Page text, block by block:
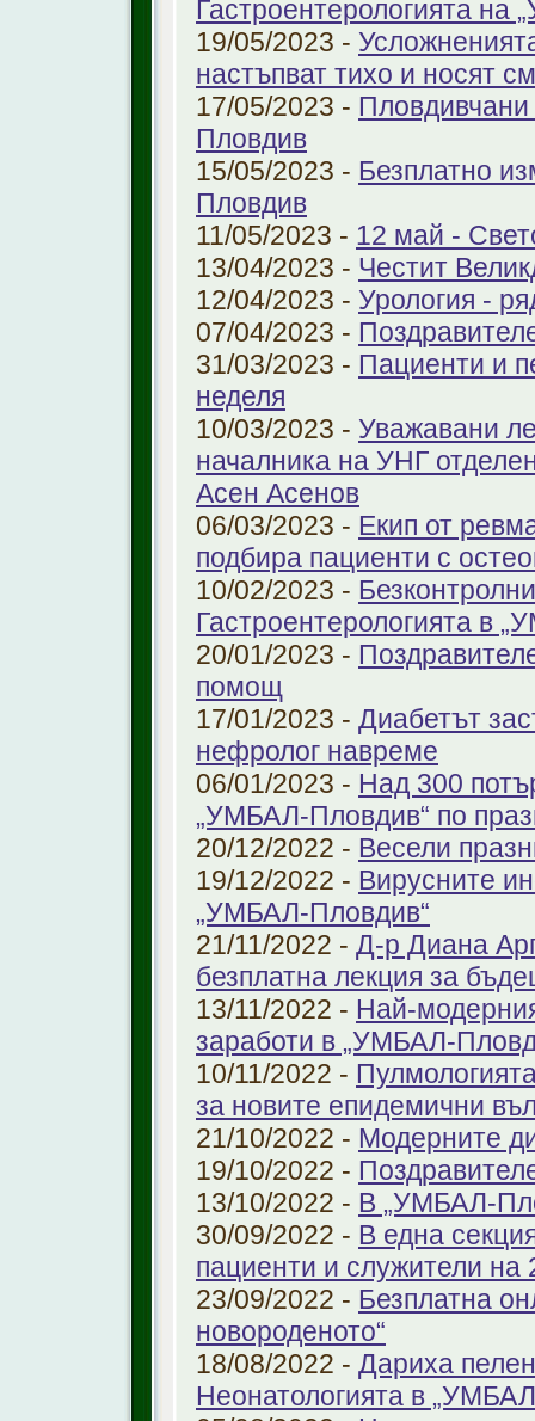
Гастроентерологията на
19/05/2023 -
настъпват тихо и носят
17/05/2023 -
Пловдив
15/05/2023 - Безплатно
Пловдив
11/05/2023 - 12 май -
13/04/2023 - Честит
12/04/2023 - Урология -
07/04/2023 -
31/03/2023 - Пациенти и
неделя
10/03/2023 - Уважавани
началника на УНГ
Асен Асенов
06/03/2023 - Екип от
подбира пациенти с
10/02/2023 -
Гастроентерологията в
20/01/2023 -
помощ
17/01/2023 - Диабетът
нефролог навреме
06/01/2023 - Над 300
„УМБАЛ-Пловдив“ по
20/12/2022 - Весели
19/12/2022 - Вирусните
„УМБАЛ-Пловдив“
21/11/2022 - Д-р Диана
безплатна лекция за
13/11/2022 - Най-
заработи в „УМБАЛ-
10/11/2022 -
за новите епидемични
21/10/2022 - Модерните
19/10/2022 -
13/10/2022 - В „УМБАЛ-
30/09/2022 - В една
пациенти и служители на
23/09/2022 - Безплатна
новороденото“
18/08/2022 - Дариха
Неонатологията в